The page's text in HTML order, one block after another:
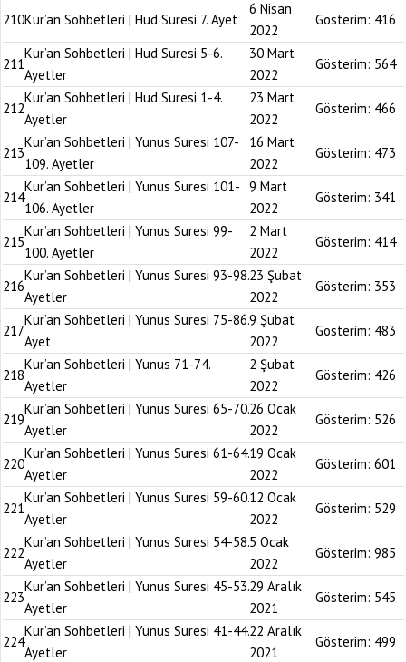
210Kur’an Sohbetleri | Hud Suresi 7. Ayet
6 Nisan
2022
Gösterim: 416
211
Kur’an Sohbetleri | Hud Suresi 5-6.
Ayetler
30 Mart
2022
Gösterim: 564
212
Kur’an Sohbetleri | Hud Suresi 1-4.
Ayetler
23 Mart
2022
Gösterim: 466
213
Kur’an Sohbetleri | Yunus Suresi 107-
109. Ayetler
16 Mart
2022
Gösterim: 473
214
Kur’an Sohbetleri | Yunus Suresi 101-
106. Ayetler
9 Mart
2022
Gösterim: 341
215
Kur’an Sohbetleri | Yunus Suresi 99-
100. Ayetler
2 Mart
2022
Gösterim: 414
216
Kur’an Sohbetleri | Yunus Suresi 93-98.
Ayetler
23 Şubat
2022
Gösterim: 353
217
Kur’an Sohbetleri | Yunus Suresi 75-86.
Ayet
9 Şubat
2022
Gösterim: 483
218
Kur’an Sohbetleri | Yunus 71-74.
Ayetler
2 Şubat
2022
Gösterim: 426
219
Kur’an Sohbetleri | Yunus Suresi 65-70.
Ayetler
26 Ocak
2022
Gösterim: 526
220
Kur’an Sohbetleri | Yunus Suresi 61-64.
Ayetler
19 Ocak
2022
Gösterim: 601
221
Kur’an Sohbetleri | Yunus Suresi 59-60.
Ayetler
12 Ocak
2022
Gösterim: 529
222
Kur’an Sohbetleri | Yunus Suresi 54-58.
Ayetler
5 Ocak
2022
Gösterim: 985
223
Kur’an Sohbetleri | Yunus Suresi 45-53.
Ayetler
29 Aralık
2021
Gösterim: 545
224
Kur’an Sohbetleri | Yunus Suresi 41-44.
Ayetler
22 Aralık
2021
Gösterim: 499